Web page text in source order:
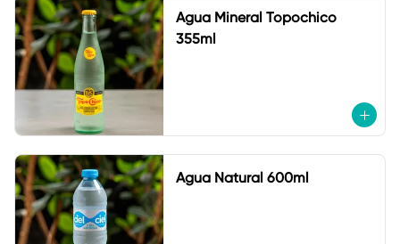
Agua Mineral Topochico
355ml
Agua Natural 600ml